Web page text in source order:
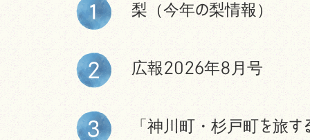
梨（今年の梨情報）
広報2026年8月号
「神川町・杉戸町を旅す